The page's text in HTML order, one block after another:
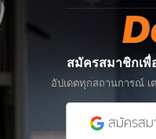
สมัครสมาชิกเพื่
อัปเดตทุกสถานการณ์
สมัครส